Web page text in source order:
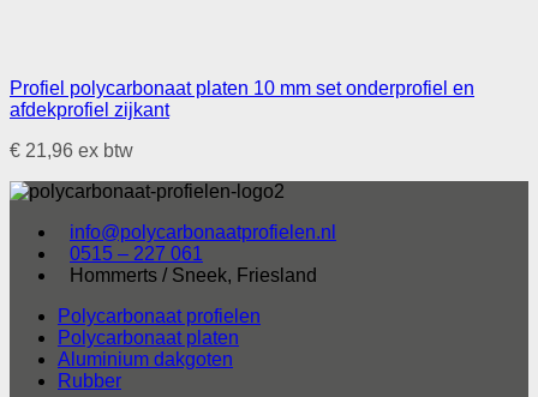
Profiel polycarbonaat platen 10 mm set onderprofiel en
afdekprofiel zijkant
€ 21,96 ex btw
info@polycarbonaatprofielen.nl
0515 – 227 061
Hommerts / Sneek, Friesland
Polycarbonaat profielen
Polycarbonaat platen
Aluminium dakgoten
Rubber